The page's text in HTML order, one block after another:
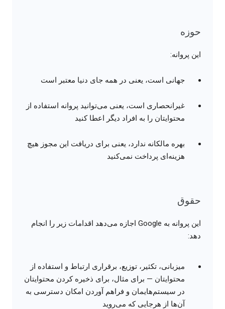
حوزه
این پروانه:
جهانی است، یعنی در همه جای دنیا معتبر است
غیرانحصاری است، یعنی می‌توانید پروانه استفاده از
محتوایتان را به افراد دیگر اعطا کنید
بهره مالکانه ندارد، یعنی برای دریافت این مجوز هیچ
هزینه‌ای پرداخت نمی‌کنید
حقوق
این پروانه به Google اجازه می‌دهد اقدامات زیر را انجام
دهد:
میزبانی، تکثیر، توزیع، برقراری ارتباط و استفاده از
محتوایتان — برای مثال، برای ذخیره کردن محتوایتان
در سیستم‌هایمان و فراهم آوردن امکان دسترسی به
آن‌ها از هرجایی که می‌روید